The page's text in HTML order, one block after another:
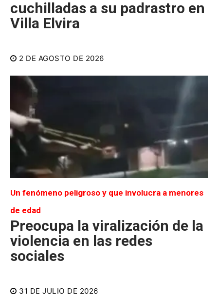
cuchilladas a su padrastro en
Villa Elvira
2 DE AGOSTO DE 2026
Un fenómeno peligroso y que involucra a menores
de edad
Preocupa la viralización de la
violencia en las redes
sociales
31 DE JULIO DE 2026